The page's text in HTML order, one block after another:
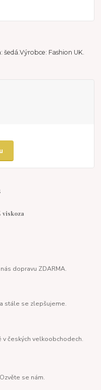
šedá.Výrobce: Fashion UK.
viskoza
dopravu ZDARMA.
stále se zlepšujeme.
v českých velkoobchodech.
se nám.